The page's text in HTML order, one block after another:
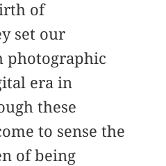
of
set our
photographic
era in
these
to sense the
of being